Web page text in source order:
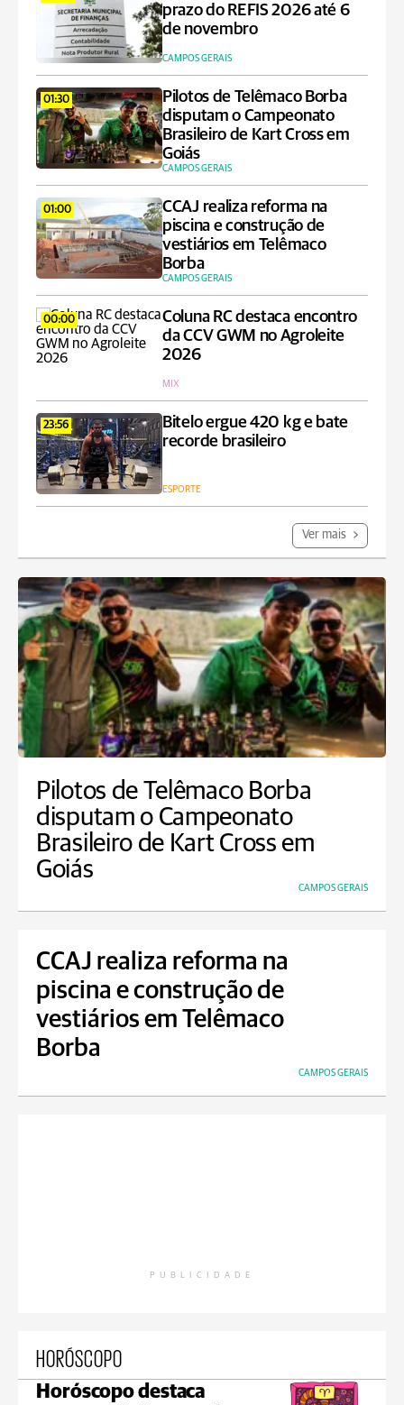
prazo do REFIS 2026 até 6
de novembro
CAMPOS GERAIS
01:30
Pilotos de Telêmaco Borba
disputam o Campeonato
Brasileiro de Kart Cross em
Goiás
CAMPOS GERAIS
01:00
CCAJ realiza reforma na
piscina e construção de
vestiários em Telêmaco
Borba
CAMPOS GERAIS
00:00
Coluna RC destaca encontro
da CCV GWM no Agroleite
2026
MIX
23:56
Bitelo ergue 420 kg e bate
recorde brasileiro
ESPORTE
Ver mais
Pilotos de Telêmaco Borba
disputam o Campeonato
Brasileiro de Kart Cross em
Goiás
CAMPOS GERAIS
CCAJ realiza reforma na
piscina e construção de
vestiários em Telêmaco
Borba
CAMPOS GERAIS
PUBLICIDADE
HORÓSCOPO
Horóscopo destaca